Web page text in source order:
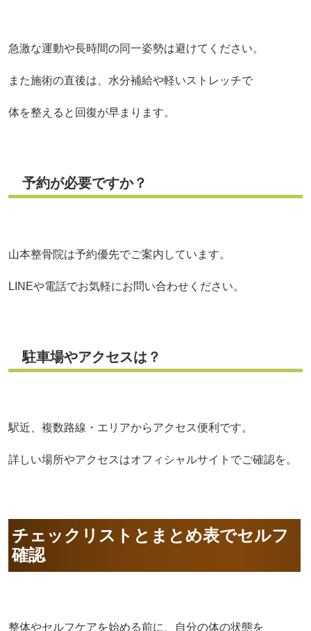
急激な運動や長時間の同一姿勢は避けてください。
また施術の直後は、水分補給や軽いストレッチで
体を整えると回復が早まります。
予約が必要ですか？
山本整骨院は予約優先でご案内しています。
LINEや電話でお気軽にお問い合わせください。
駐車場やアクセスは？
駅近、複数路線・エリアからアクセス便利です。
詳しい場所やアクセスはオフィシャルサイトでご確認を。
チェックリストとまとめ表でセルフ
確認
整体やセルフケアを始める前に、自分の体の状態を